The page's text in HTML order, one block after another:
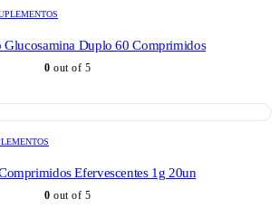
Duplo 60 Comprimidos
0 out of 5
Efervescentes 1g 20un
0 out of 5